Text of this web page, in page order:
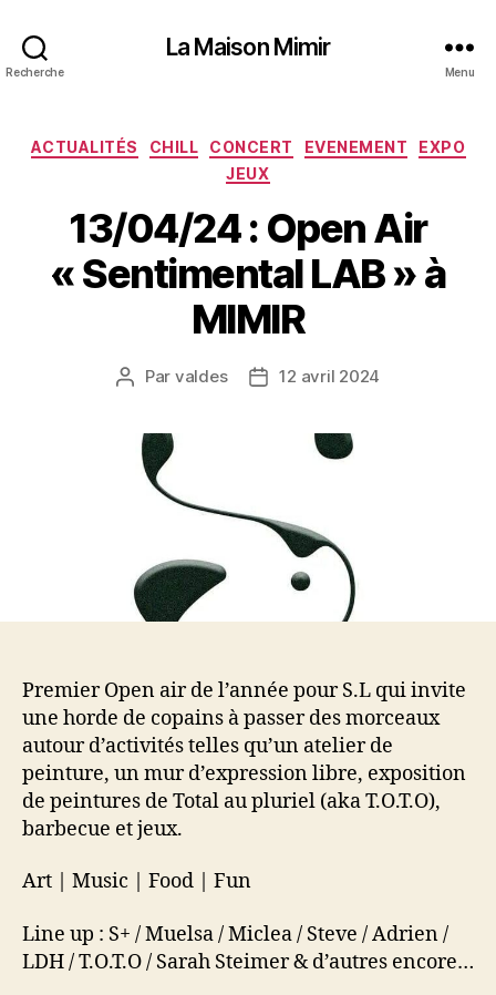
Recherche
La Maison Mimir
Menu
Catégories
ACTUALITÉS CHILL CONCERT EVENEMENT
EXPO
JEUX
13/04/24 : Open Air
« Sentimental LAB » à
MIMIR
Auteur
Par valdes
Date12 avril 2024
Premier Open air de l’année pour S.L qui invite
une horde de copains à passer des morceaux
autour d’activités telles qu’un atelier de
peinture, un mur d’expression libre, exposition
de peintures de Total au pluriel (aka T.O.T.O),
barbecue et jeux.
Art | Music | Food | Fun
Line up : S+ / Muelsa / Miclea / Steve / Adrien /
LDH / T.O.T.O / Sarah Steimer & d’autres encore…